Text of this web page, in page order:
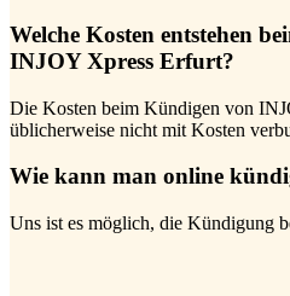
Welche Kosten entstehen
INJOY Xpress Erfurt?
Die Kosten beim Kündigen von
üblicherweise nicht mit Kosten
Wie kann man online
Uns ist es möglich, die Kündigung